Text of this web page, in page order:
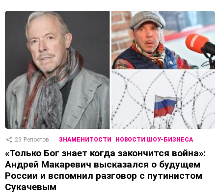
23 Репостов ЗНАМЕНИТОСТИ НОВОСТИ ШОУ-БИЗНЕСА
«Только Бог знает когда закончится война»:
Андрей Макаревич высказался о будущем
России и вспомнил разговор с путинистом
Сукачевым